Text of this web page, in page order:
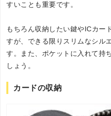
すいことも重要です。
もちろん収納したい鍵やICカー
すが、できる限りスリムなシル
す。また、ポケットに入れて持
しょう。
カードの収納